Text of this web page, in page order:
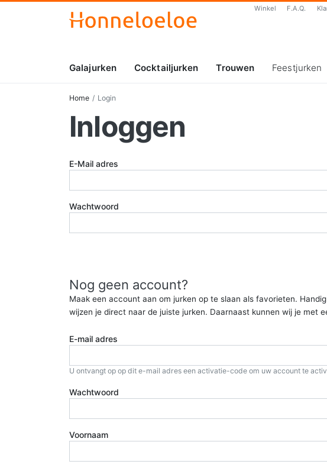
Winkel F.A.Q.
Galajurken Cocktailjurken Trouwen Feestjurken
Home Login
Inloggen
E-Mail adres
Wachtwoord
Nog geen account?
Maak een account aan om jurken op te slaan als favorieten.
wijzen je direct naar de juiste jurken. Daarnaast kunnen wij je met
E-mail adres
U ontvangt op op dit e-mail adres een activatie-code om uw account te
Wachtwoord
Voornaam